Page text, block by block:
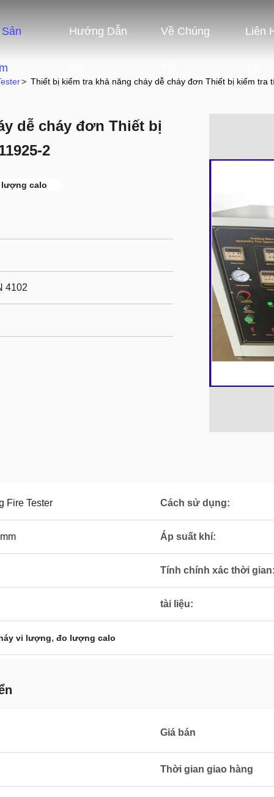
Hướng Dẫn Về Chúng Liên
> Thiết bị kiểm tra khả năng cháy dễ cháy đơn Thiết bị kiểm tra
dễ cháy đơn Thiết bị
2
calo
4102
Fire Tester Cách sử dụng:
Áp suất khí:
Tính chính xác thời gian:
tài liệu:
vi lượng, đo lượng calo
Giá bán
Thời gian giao hàng